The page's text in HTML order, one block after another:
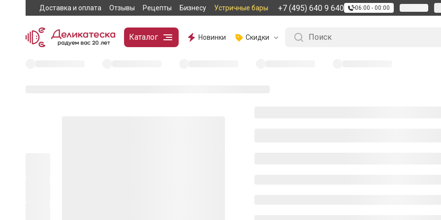
Доставка и оплата Отзывы Рецепты Бизнесу Устричные бары +7 (495) 640 9 640 06:00 - 00:00
Каталог Новинки Скидки